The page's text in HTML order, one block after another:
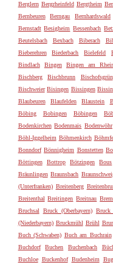
Berglern Bergrheinfeld Bergtheim
Bernbeuren
Berngau Bernhardswald
Bernstadt Besigheim Bessenbach
Beutelsbach
Bexbach Biberach
Bieberehren
Biederbach Bielefeld
Bindlach
Bingen Bingen am
Bischberg
Bischbrunn Bischofsgrün
Bischweier Bisingen Bissingen
Blaubeuren
Blaufelden Blaustein
Böbing
Bobingen Böbingen
Bodenkirchen Bodenmais Bodenwöhr
Böhl-Iggelheim Böhmenkirch
Bonndorf Bönnigheim Bonstetten
Böttingen
Bottrop Bötzingen Bous
Bräunlingen Braunsbach
(Unterfranken) Breitenberg
Breitenthal Breitingen Breitnau
Bruchsal
Bruck (Oberbayern) Bruck
(Niederbayern) Bruckmühl Brühl
Buch (Schwaben) Buch am Buchrain
Buchdorf
Buchen Buchenbach
Buchloe Buckenhof Budenheim